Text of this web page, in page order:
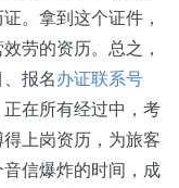
。拿到这个证件，
劳的资历。总之，
报名办证联系号
在所有经过中，考
上岗资历，为旅客
信爆炸的时间，成